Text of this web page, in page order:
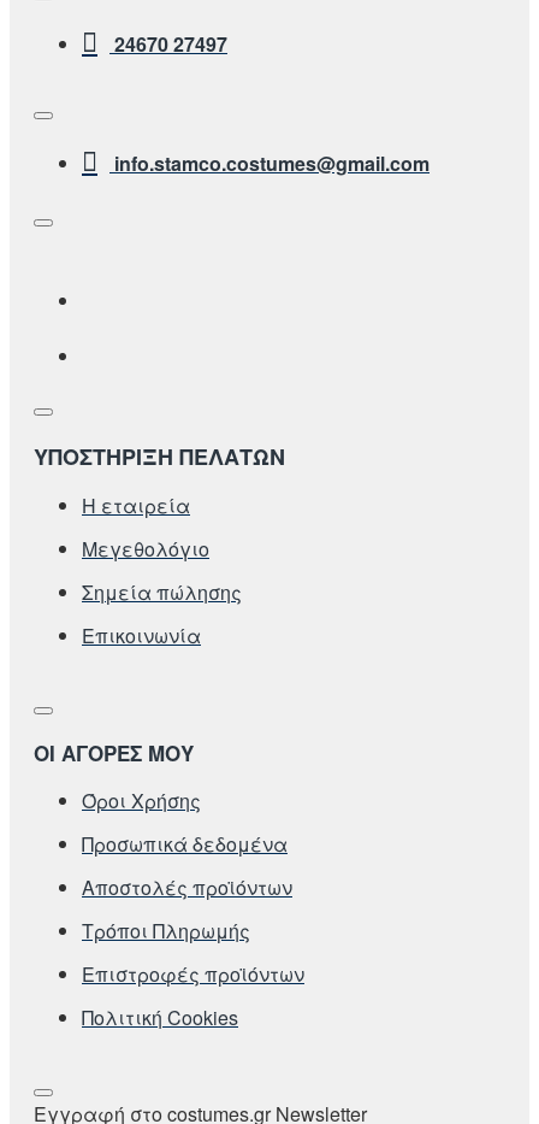
24670 27497
info.stamco.costumes@gmail.com
ΥΠΟΣΤΗΡΙΞΗ ΠΕΛΑΤΩΝ
Η εταιρεία
Μεγεθολόγιο
Σημεία πώλησης
Επικοινωνία
ΟΙ ΑΓΟΡΕΣ ΜΟΥ
Όροι Χρήσης
Προσωπικά δεδομένα
Αποστολές προϊόντων
Τρόποι Πληρωμής
Επιστροφές προϊόντων
Πολιτική Cookies
Εγγραφή στο costumes.gr Newsletter